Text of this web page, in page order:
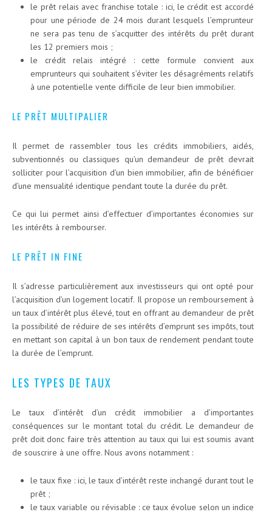
le prêt relais avec franchise totale : ici, le crédit est accordé
pour une période de 24 mois durant lesquels l’emprunteur
ne sera pas tenu de s’acquitter des intérêts du prêt durant
les 12 premiers mois ;
le crédit relais intégré : cette formule convient aux
emprunteurs qui souhaitent s’éviter les désagréments relatifs
à une potentielle vente difficile de leur bien immobilier.
LE PRÊT MULTIPALIER
Il permet de rassembler tous les crédits immobiliers, aidés,
subventionnés ou classiques qu’un demandeur de prêt devrait
solliciter pour l’acquisition d’un bien immobilier, afin de bénéficier
d’une mensualité identique pendant toute la durée du prêt.
Ce qui lui permet ainsi d’effectuer d’importantes économies sur
les intérêts à rembourser.
LE PRÊT IN FINE
Il s’adresse particulièrement aux investisseurs qui ont opté pour
l’acquisition d’un logement locatif. Il propose un remboursement à
un taux d’intérêt plus élevé, tout en offrant au demandeur de prêt
la possibilité de réduire de ses intérêts d’emprunt ses impôts, tout
en mettant son capital à un bon taux de rendement pendant toute
la durée de l’emprunt.
LES TYPES DE TAUX
Le taux d’intérêt d’un crédit immobilier a d’importantes
conséquences sur le montant total du crédit. Le demandeur de
prêt doit donc faire très attention au taux qui lui est soumis avant
de souscrire à une offre. Nous avons notamment :
le taux fixe : ici, le taux d’intérêt reste inchangé durant tout le
prêt ;
le taux variable ou révisable : ce taux évolue selon un indice